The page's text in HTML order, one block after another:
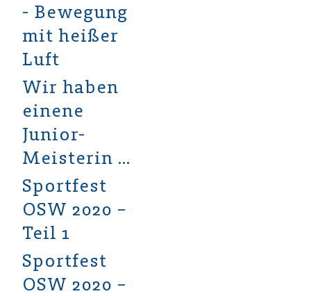
- Bewegung
mit heißer
Luft
Wir haben
einene
Junior-
Meisterin …
Sportfest
OSW 2020 –
Teil 1
Sportfest
OSW 2020 –